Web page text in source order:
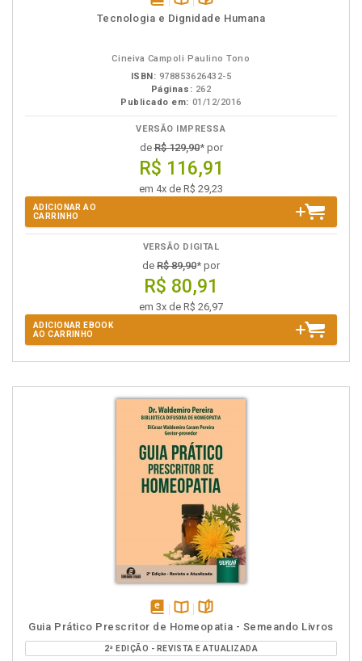
disponível
Disponível
páginas
Tecnologia e Dignidade Humana
Cineiva Campoli Paulino Tono
ISBN: 978853626432-5
Páginas: 262
Publicado em: 01/12/2016
VERSÃO IMPRESSA
deR$ 129,90* por
R$ 116,91
em 4x de R$ 29,23
ADICIONAR AO
CARRINHO
VERSÃO DIGITAL
de R$ 89,90* por
R$ 80,91
em 3x de R$ 26,97
ADICIONAR EBOOK
AO CARRINHO
disponível
em
eBook
Disponível
na
B.V.
páginas
Guia Prático Prescritor de Homeopatia - Semeando Livros
2ª EDIÇÃO - REVISTA E ATUALIZADA